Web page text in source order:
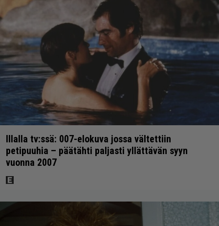
Illalla tv:ssä: 007-elokuva jossa vältettiin
petipuuhia – päätähti paljasti yllättävän syyn
vuonna 2007